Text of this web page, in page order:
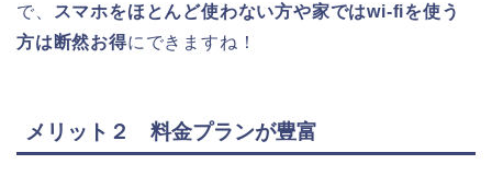
で、
スマホをほとんど使わない方や家ではwi-fiを使う
方は断然お得にできますね！
メリット２ 料金プランが豊富